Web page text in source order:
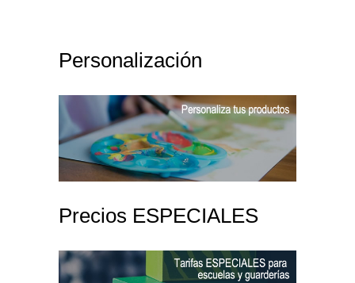
Personalización
Precios ESPECIALES